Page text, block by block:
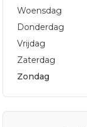
Woensdag
Donderdag
Vrijdag
Zaterdag
Zondag